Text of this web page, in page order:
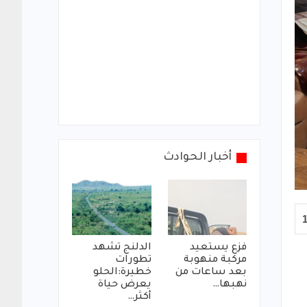
أخبار الحوادث
فزع يستعيد
مركبة منهوبة
بعد ساعات من
نهبها…
الدلنج تشهد
تطورات
خطيرة:الحلو
يعرض حياة
أكثر…